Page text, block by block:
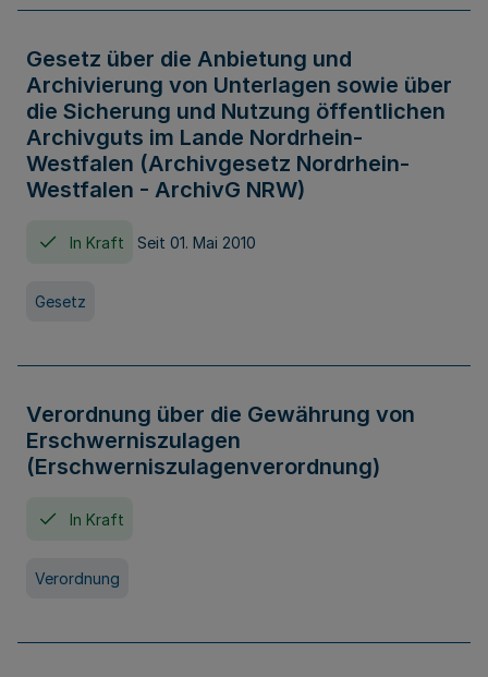
Gesetz über die Anbietung und
Archivierung von Unterlagen sowie über
die Sicherung und Nutzung öffentlichen
Archivguts im Lande Nordrhein-
Westfalen (Archivgesetz Nordrhein-
Westfalen - ArchivG NRW)
In Kraft Seit 01. Mai 2010
Gesetz
Verordnung über die Gewährung von
Erschwerniszulagen
(Erschwerniszulagenverordnung)
In Kraft
Verordnung